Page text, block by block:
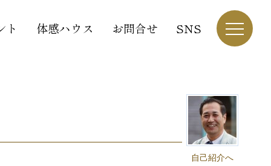
ト 体感ハウス お問合せ SNS
自己紹介へ